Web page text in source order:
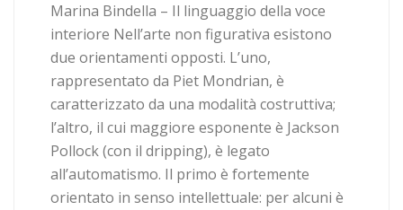
Marina Bindella – Il linguaggio della voce
interiore Nell’arte non figurativa esistono
due orientamenti opposti. L’uno,
rappresentato da Piet Mondrian, è
caratterizzato da una modalità costruttiva;
l’altro, il cui maggiore esponente è Jackson
Pollock (con il dripping), è legato
all’automatismo. Il primo è fortemente
orientato in senso intellettuale: per alcuni è